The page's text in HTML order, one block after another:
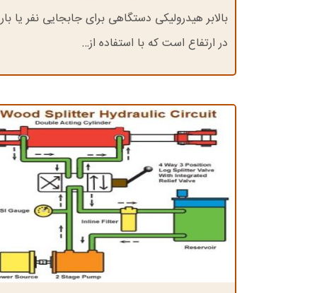
بالابر هیدرولیکی دستگاهی برای جابجایی نفر یا بار
در ارتفاع است که با استفاده از…